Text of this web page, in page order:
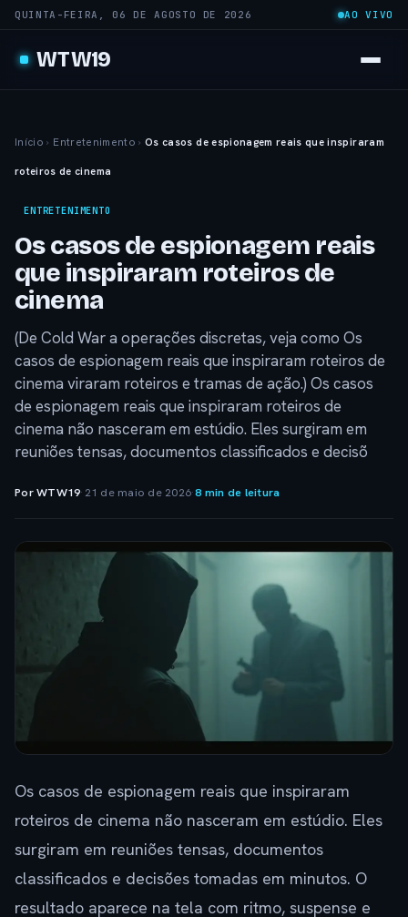
QUINTA-FEIRA, 06 DE AGOSTO DE 2026 AO VIVO
WTW19
Início › Entretenimento › Os casos de espionagem reais que inspiraram
roteiros de cinema
ENTRETENIMENTO
Os casos de espionagem reais
que inspiraram roteiros de
cinema
(De Cold War a operações discretas, veja como Os
casos de espionagem reais que inspiraram roteiros de
cinema viraram roteiros e tramas de ação.) Os casos
de espionagem reais que inspiraram roteiros de
cinema não nasceram em estúdio. Eles surgiram em
reuniões tensas, documentos classificados e decisõ
Por WTW19· 21 de maio de 2026·8 min de leitura
Os casos de espionagem reais que inspiraram
roteiros de cinema não nasceram em estúdio. Eles
surgiram em reuniões tensas, documentos
classificados e decisões tomadas em minutos. O
resultado aparece na tela com ritmo, suspense e